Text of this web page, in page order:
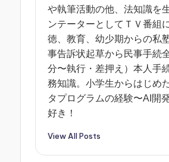
や執筆活動の他、法知識を
ンテーターとしてＴＶ番組
徳、教育、幼少期からの私
事告訴状起草から民事手続
分〜執行・差押え）本人手
務知識。小学生からはじめ
タプログラムの経験〜AI開
好き！
View All Posts